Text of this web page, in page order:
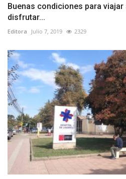
Buenas condiciones para
disfrutar...
Editora Julio 7, 2019 2329